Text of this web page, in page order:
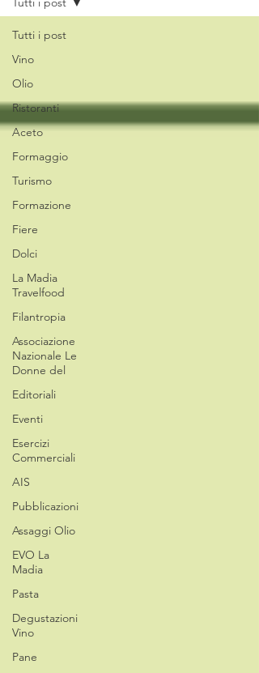
Tutti i post
Vino
Olio
Ristoranti
Aceto
Formaggio
Turismo
Formazione
Fiere
Dolci
La Madia
Travelfood
Filantropia
Associazione
Nazionale Le
Donne del
Editoriali
Eventi
Esercizi
Commerciali
AIS
Pubblicazioni
Assaggi Olio
EVO La
Madia
Pasta
Degustazioni
Vino
Pane